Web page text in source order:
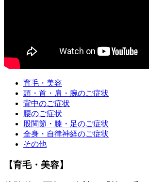
育毛・美容
頭・首・肩・腕のご症状
背中のご症状
腰のご症状
股関節・膝・足のご症状
全身・自律神経のご症状
その他
【育毛・美容】